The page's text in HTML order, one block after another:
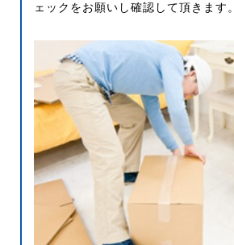
ェックをお願いし確認して頂きます。